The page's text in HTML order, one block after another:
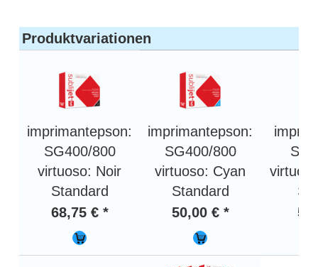
Produktvariationen
imprimantepson:
SG400/800
virtuoso: Noir
Standard
68,75 € *
imprimantepson:
SG400/800
virtuoso: Cyan
Standard
50,00 € *